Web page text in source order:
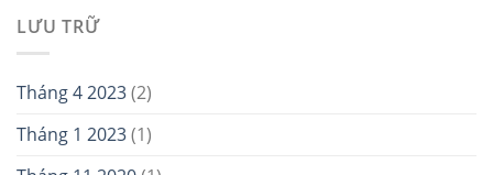
LƯU TRỮ
Tháng 4 2023(2)
Tháng 1 2023(1)